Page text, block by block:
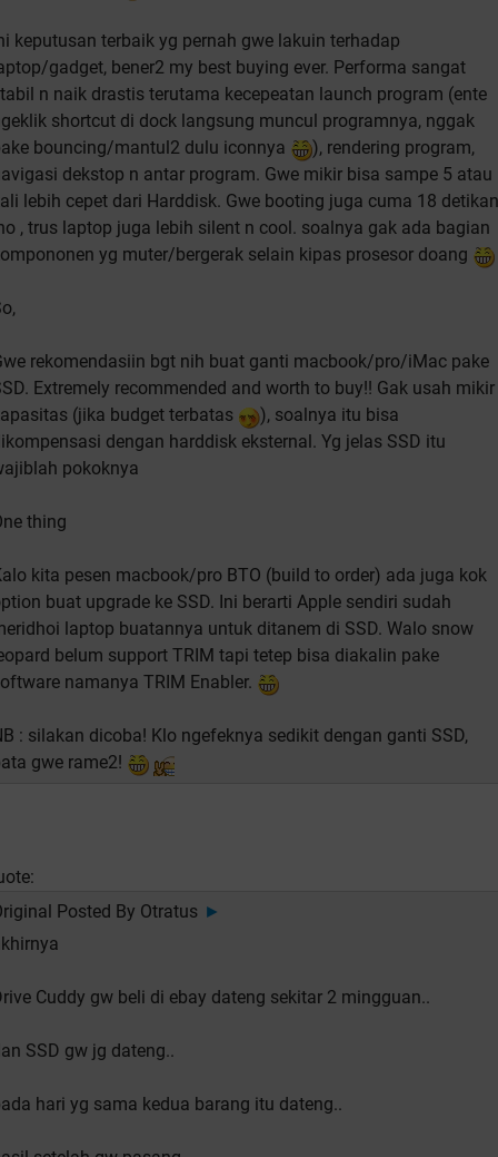
keputusan terbaik yg pernah gwe lakuin terhadap
gadget, bener2 my best buying ever. Performa sangat
n naik drastis terutama kecepeatan launch program (ente
shortcut di dock langsung muncul programnya, nggak
bouncing/mantul2 dulu iconnya
), rendering program,
dekstop n antar program. Gwe mikir bisa sampe 5 atau
lebih cepet dari Harddisk. Gwe booting juga cuma 18
, trus laptop juga lebih silent n cool. soalnya gak ada bagian
yg muter/bergerak selain kipas prosesor doang
rekomendasiin bgt nih buat ganti macbook/pro/iMac pake
Extremely recommended and worth to buy!! Gak usah mikir
(jika budget terbatas
), soalnya itu bisa
dengan harddisk eksternal. Yg jelas SSD itu
pokoknya
thing
kita pesen macbook/pro BTO (build to order) ada juga kok
buat upgrade ke SSD. Ini berarti Apple sendiri sudah
laptop buatannya untuk ditanem di SSD. Walo snow
belum support TRIM tapi tetep bisa diakalin pake
namanya TRIM Enabler.
: silakan dicoba! Klo ngefeknya sedikit dengan ganti SSD,
gwe rame2!
Posted By Otratus ►
Cuddy gw beli di ebay dateng sekitar 2 mingguan..
SSD gw jg dateng..
hari yg sama kedua barang itu dateng..